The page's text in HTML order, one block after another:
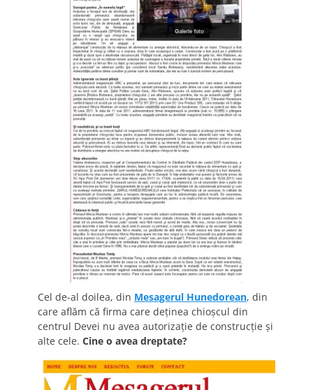
Cel de-al doilea, din Mesagerul Hunedorean, din
care aflăm că firma care deţinea chioşcul din
centrul Devei nu avea autorizaţie de construcţie şi
alte cele. Cine o avea dreptate?